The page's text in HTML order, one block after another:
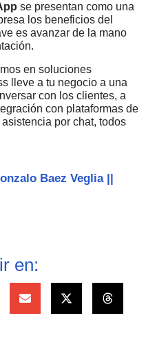
se presentan como una
los beneficios del
es avanzar de la mano
en soluciones
lleve a tu negocio a una
con los clientes, a
con plataformas de
por chat, todos
Baez Veglia
en: